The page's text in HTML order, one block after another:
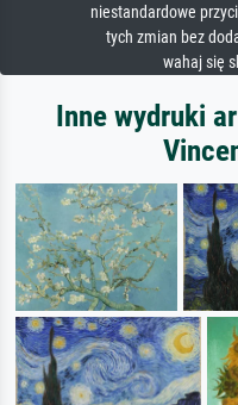
niestandardowe
tych zmian bez
wahaj się
Inne wydruki